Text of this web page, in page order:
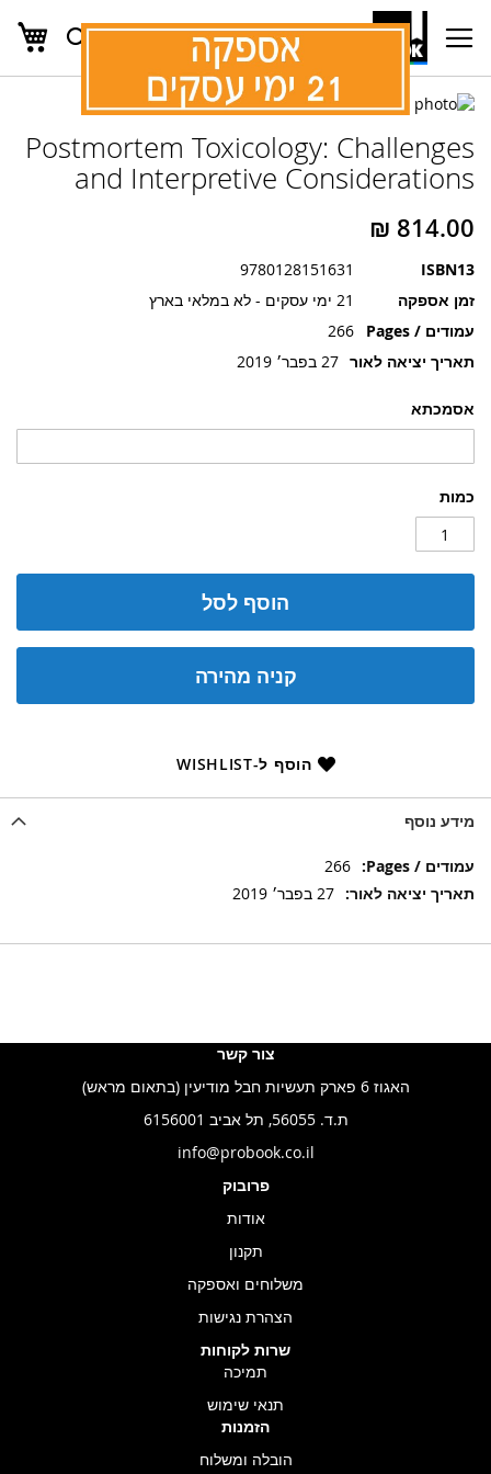
Skip
Content
חפש
אסמכתא
כמות
הוסף לסל
קניה מהירה
הוסף ל-WISHLIST
Postmortem Toxicology: Challenges
and Interpretive Considerations
ISBN13
9780128151631
זמן אספקה
21 ימי עסקים - לא במלאי בארץ
עמודים / Pages
266
תאריך יציאה לאור 27 בפבר׳ 2019
לדלג
של
גלריית
תמונות
להתחלה
של
גלריית
מידע נוסף
מידע
נוסף
266
27 בפבר׳ 2019
צור קשר
האגוז 6 פארק תעשיות חבל מודיעין (בתאום מראש)
ת.ד. 56055, תל אביב 6156001
info@probook.co.il
פרובוק
אודות
תקנון
משלוחים ואספקה
הצהרת נגישות
שרות לקוחות
תמיכה
תנאי שימוש
הזמנות
הובלה ומשלוח